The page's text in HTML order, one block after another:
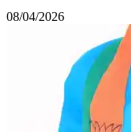
08/04/2026